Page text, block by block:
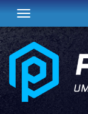
Toggle